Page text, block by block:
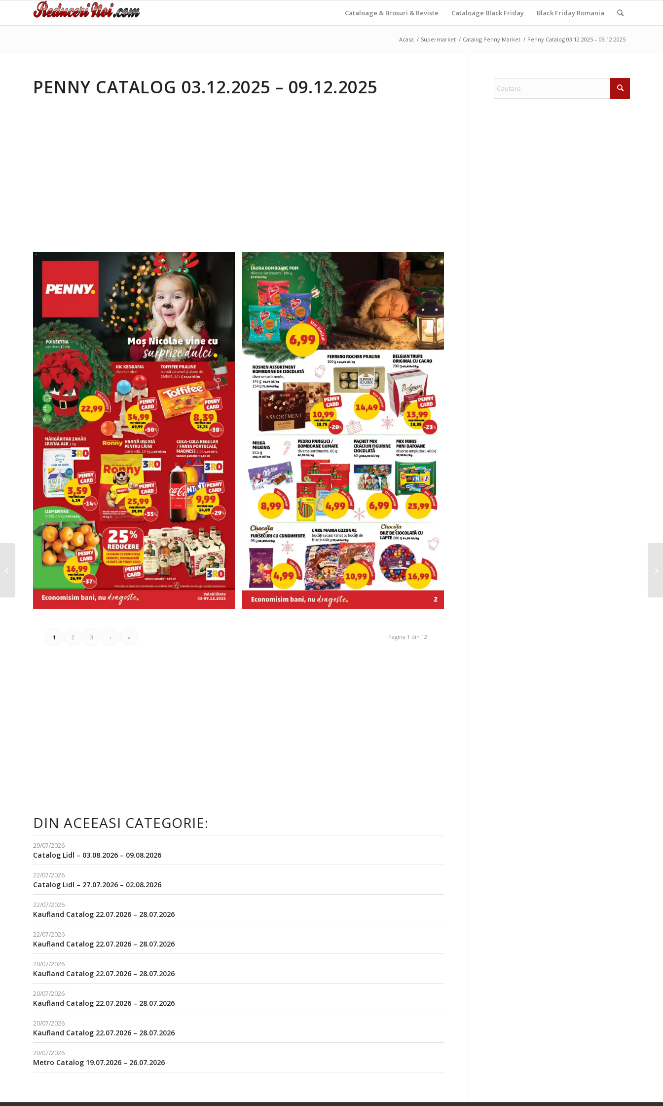
Cataloage & Brosuri & Reviste Cataloage Black Friday Black Friday Romania
Acasa / Supermarket / Catalog Penny Market / Penny Catalog 03.12.2025 – 09.12.2025
PENNY CATALOG 03.12.2025 – 09.12.2025
Pagina 1 din 12
1 2 3 › »
DIN ACEEASI CATEGORIE:
29/07/2026
Catalog Lidl – 03.08.2026 – 09.08.2026
22/07/2026
Catalog Lidl – 27.07.2026 – 02.08.2026
22/07/2026
Kaufland Catalog 22.07.2026 – 28.07.2026
22/07/2026
Kaufland Catalog 22.07.2026 – 28.07.2026
20/07/2026
Kaufland Catalog 22.07.2026 – 28.07.2026
20/07/2026
Kaufland Catalog 22.07.2026 – 28.07.2026
20/07/2026
Kaufland Catalog 22.07.2026 – 28.07.2026
20/07/2026
Metro Catalog 19.07.2026 – 26.07.2026
Catalog KAUFLAND 03
Decembrie 2025 – 09
Decembrie 2025 – non